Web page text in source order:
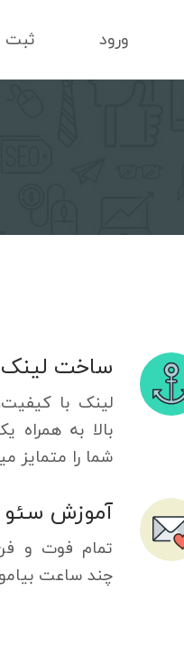
ورود ثبت
ساخت
لینک با
بالا به همراه
شما را متمایز
آموزش سئو
تمام فوت و
چند ساعت